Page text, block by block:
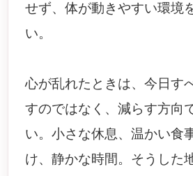
せず、体が動きやすい環境
い。
心が乱れたときは、今日す
すのではなく、減らす方向
い。小さな休息、温かい食
け、静かな時間。そうした